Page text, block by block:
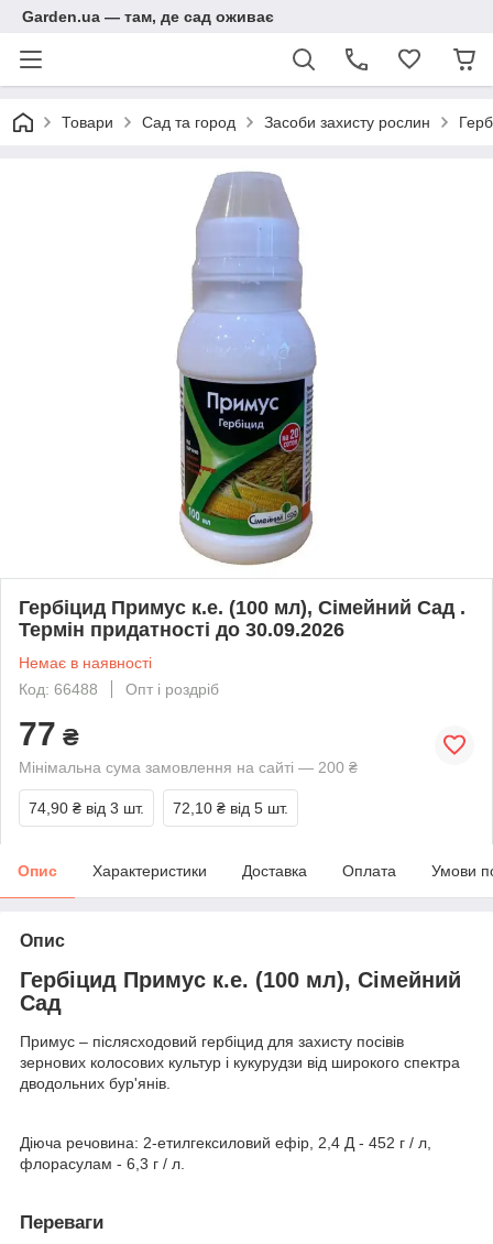
Garden.ua — там, де сад оживає
Товари Сад та город Засоби захисту рослин
Гербіцид Примус к.е. (100 мл), Сімейний Сад .
Термін придатності до 30.09.2026
Немає в наявності
Код: 66488
Опт і роздріб
77 ₴
Мінімальна сума замовлення на сайті — 200 ₴
74,90 ₴ від 3 шт. 72,10 ₴ від 5 шт.
Опис Характеристики Доставка Оплата Умови
Опис
Гербіцид Примус к.е. (100 мл), Сімейний
Сад
Примус – післясходовий гербіцид для захисту посівів
зернових колосових культур і кукурудзи від широкого спектра
дводольних бур'янів.
Діюча речовина: 2-етилгексиловий ефір, 2,4 Д - 452 г / л,
флорасулам - 6,3 г / л.
Переваги